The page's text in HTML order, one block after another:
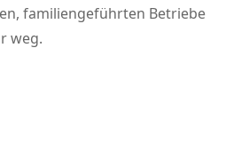
familiengeführten Betriebe
weg.